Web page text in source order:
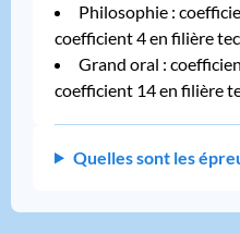
Philosophie :
coefficient 4 en filière
Grand oral :
coefficient 14 en filière
Quelles sont les